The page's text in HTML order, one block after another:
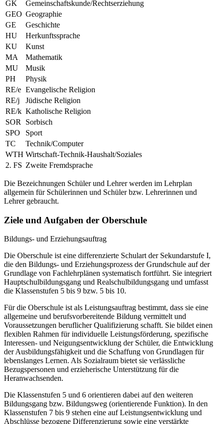
GK
Gemeinschaftskunde/Rechtserziehung
GEO Geographie
GE
Geschichte
HU
Herkunftssprache
KU
Kunst
MA
Mathematik
MU
Musik
PH
Physik
RE/e Evangelische Religion
RE/j
Jüdische Religion
RE/k Katholische Religion
SOR
Sorbisch
SPO
Sport
TC
Technik/Computer
WTH Wirtschaft-Technik-Haushalt/Soziales
2. FS Zweite Fremdsprache
Die Bezeichnungen Schüler und Lehrer werden im Lehrplan
allgemein für Schülerinnen und Schüler bzw. Lehrerinnen und
Lehrer gebraucht.
Ziele und Aufgaben der Oberschule
Bildungs- und Erziehungsauftrag
Die Oberschule ist eine differenzierte Schulart der Sekundarstufe I,
die den Bildungs- und Erziehungsprozess der Grundschule auf der
Grundlage von Fachlehrplänen systematisch fortführt. Sie integriert
Hauptschulbildungsgang und Realschulbildungsgang und umfasst
die Klassenstufen 5 bis 9 bzw. 5 bis 10.
Für die Oberschule ist als Leistungsauftrag bestimmt, dass sie eine
allgemeine und berufsvorbereitende Bildung vermittelt und
Voraussetzungen beruflicher Qualifizierung schafft. Sie bildet einen
flexiblen Rahmen für individuelle Leistungsförderung, spezifische
Interessen- und Neigungsentwicklung der Schüler, die Entwicklung
der Ausbildungsfähigkeit und die Schaffung von Grundlagen für
lebenslanges Lernen. Als Sozialraum bietet sie verlässliche
Bezugspersonen und erzieherische Unterstützung für die
Heranwachsenden.
Die Klassenstufen 5 und 6 orientieren dabei auf den weiteren
Bildungsgang bzw. Bildungsweg (orientierende Funktion). In den
Klassenstufen 7 bis 9 stehen eine auf Leistungsentwicklung und
Abschlüsse bezogene Differenzierung sowie eine verstärkte